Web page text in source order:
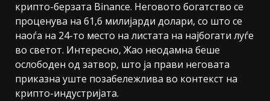
крипто-берзата Binance. Неговото богатство се
проценува на 61,6 милијарди долари, со што се
наоѓа на 24-то место на листата на најбогати луѓе
во светот. Интересно, Жао неодамна беше
ослободен од затвор, што ја прави неговата
приказна уште позабележлива во контекст на
крипто-индустријата.